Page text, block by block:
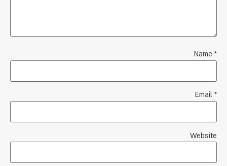
Name *
Email *
Website